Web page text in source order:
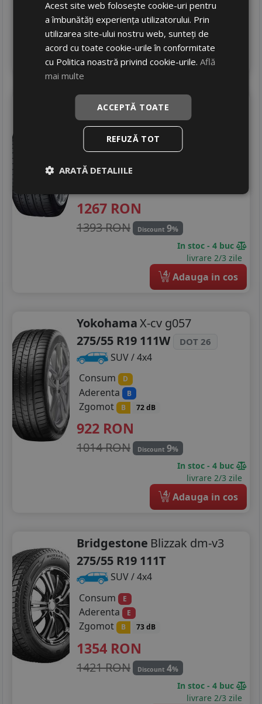
1178 RON Discount17%
In stoc - peste 12 buc
livrare 5/7 zile
4 Adauga in cos
Yokohama Advan sport v105t
275/55 R19 111W
Turisme
Aderenta A
1267 RON
1393 RON Discount 9%
In stoc - 4 buc
livrare 2/3 zile
4 Adauga in cos
YokohamaX-cv g057
275/55 R19 111W
DOT 26
SUV / 4x4
Consum
D
Aderenta B
Zgomot B 72 dB
922 RON
1014 RON Discount 9%
In stoc - 4 buc
livrare 2/3 zile
4 Adauga in cos
Bridgestone Blizzak dm-v3
275/55 R19 111T
SUV / 4x4
Consum
E
Aderenta E
Zgomot B 73 dB
1354 RON
1421 RON Discount 4%
In stoc - 4 buc
livrare 2/3 zile
Acest site web folosește cookie-uri pentru
a îmbunătăți experiența utilizatorului. Prin
utilizarea site-ului nostru web, sunteți de
acord cu toate cookie-urile în conformitate
cu Politica noastră privind cookie-urile.Află
mai multe
ACCEPTĂ TOATE
REFUZĂ TOT
ARATĂ DETALIILE